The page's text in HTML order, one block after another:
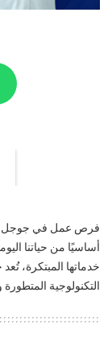
فرص عمل في جوجل
أساسيًا من حياتنا
خدماتها المبتكرة،
التكنولوجية